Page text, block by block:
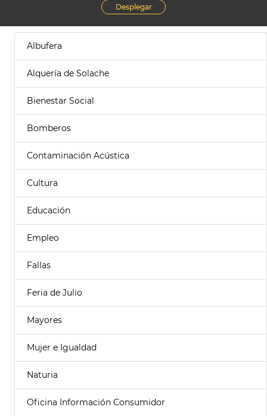
Desplegar
Albufera
Alquería de Solache
Bienestar Social
Bomberos
Contaminación Acústica
Cultura
Educación
Empleo
Fallas
Feria de Julio
Mayores
Mujer e Igualdad
Naturia
Oficina Información Consumidor